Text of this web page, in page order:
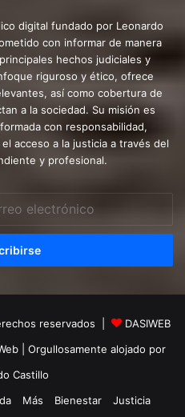
digital fundado por Leonardo
con informar de manera
hechos judiciales y
riguroso y ético, ofrece
así como cobertura de
a la sociedad. Su misión es
con responsabilidad,
acceso a la justicia a través del
y profesional.
reservados |
DASIWEB
| Orgullosamente alojado por
Castillo
Más Bienestar Justicia